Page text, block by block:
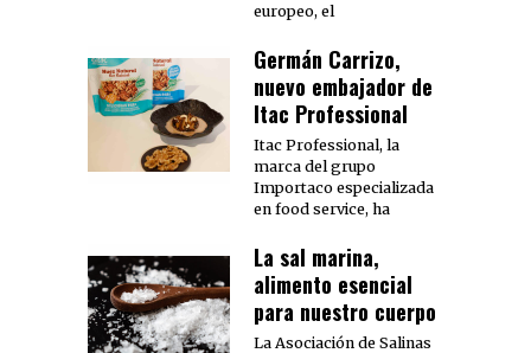
europeo, el
Germán Carrizo,
nuevo embajador de
Itac Professional
Itac Professional, la
marca del grupo
Importaco especializada
en food service, ha
La sal marina,
alimento esencial
para nuestro cuerpo
La Asociación de Salinas